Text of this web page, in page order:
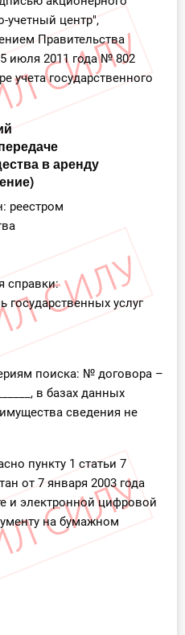
центр",
Правительства
июля 2011 года № 802
учета государственного
в аренду
реестром
справки:
услуг
поиска: № договора –
в базах данных
сведения не
пункту 1 статьи 7
от 7 января 2003 года
и электронной цифровой
на бумажном